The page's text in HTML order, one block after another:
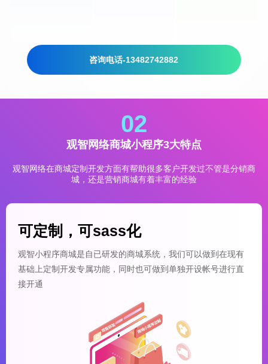
咨询电话-13482742882
02
观智网络商城小程序3大特点
观智网络在商城定制开发方面有帮助很多客户开发过不管是分销商
城，还是营销商城有着丰富的经验
可定制，可sass化
观智小程序商城是自已研发的商城系统，我们可以做到在现有
基础上定制开发专属功能，同时也可做到单独开设帐号进行直
接开通